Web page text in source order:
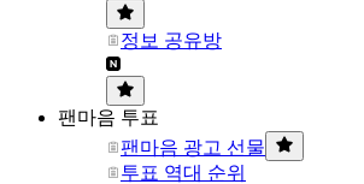
정보 공유방
팬마음 투표
팬마음 광고 선물
투표 역대 순위